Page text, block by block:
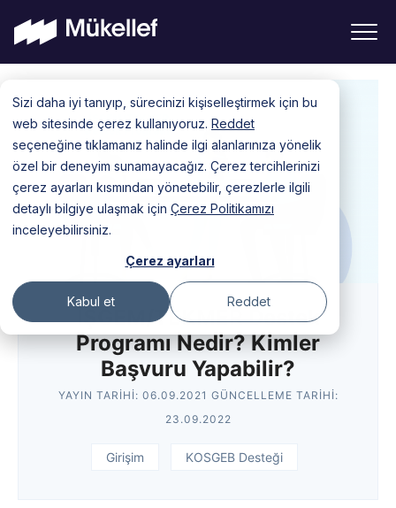
Sizi daha iyi tanıyıp, sürecinizi kişiselleştirmek için bu
web sitesinde çerez kullanıyoruz. Reddet
seçeneğine tıklamanız halinde ilgi alanlarınıza yönelik
özel bir deneyim sunamayacağız. Çerez tercihlerinizi
çerez ayarları kısmından yönetebilir, çerezlerle ilgili
detaylı bilgiye ulaşmak için Çerez Politikamızı
inceleyebilirsiniz.
Çerez ayarları
Kabul et Reddet
content
İŞGEM/TEKMER Destek
Programı Nedir? Kimler
Başvuru Yapabilir?
YAYIN TARIHI: 06.09.2021 GÜNCELLEME TARIHI:
23.09.2022
Girişim KOSGEB Desteği